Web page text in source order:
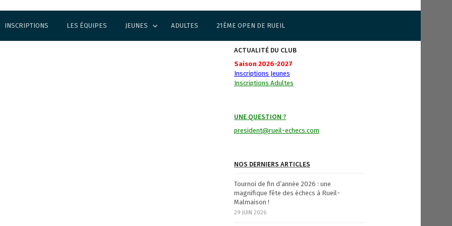
INSCRIPTIONS LES ÉQUIPES JEUNES ADULTES 21ÈME OPEN DE RUEIL
ACTUALITÉ DU CLUB
Saison 2026-2027
Inscriptions Jeunes
Inscriptions Adultes
UNE QUESTION ?
president@rueil-echecs.com
NOS DERNIERS ARTICLES
Tournoi de fin d’année 2026 : une
magnifique fête des échecs à Rueil-
Malmaison !
29 JUIN 2026